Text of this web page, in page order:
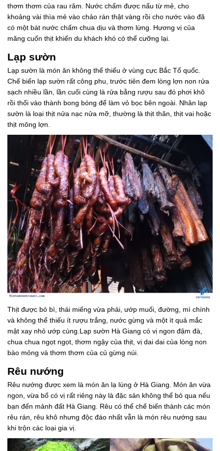
thơm thơm của rau răm. Nước chấm được nấu từ mẻ, cho
khoảng vài thìa mẻ vào chảo rán thật vàng rồi cho nước vào đã
có một bát nước chấm chua dịu và thơm lừng. Hương vị của
măng cuốn thịt khiến du khách khó có thể cưỡng lại.
Lạp sườn
Lạp sườn là món ăn không thể thiếu ở vùng cực Bắc Tổ quốc.
Chế biến lạp sườn rất công phu, trước tiên đem lòng lợn non rửa
sạch nhiều lần, lần cuối cùng là rửa bằng rượu sau đó phơi khô
rồi thổi vào thành bong bóng để làm vỏ bọc bên ngoài. Nhân lạp
sườn là loại thịt nửa nạc nửa mỡ, thường là thịt thăn, thịt vai hoặc
thịt mông lợn.
Thịt được bỏ bì, thái miếng vừa phải, ướp muối, đường, mì chính
và không thể thiếu ít rượu trắng, nước gừng và một ít quả mắc
mật xay nhỏ ướp cùng.Lạp sườn Hà Giang có vị ngon đậm đà,
chua chua ngọt ngọt, thơm ngậy của thịt, vị dai dai của lòng non
bào mỏng và thơm thơm của củ gừng núi.
Rêu nướng
Rêu nướng được xem là món ăn lạ lùng ở Hà Giang. Món ăn vừa
ngon, vừa bổ có vị rất riêng này là đặc sản không thể bỏ qua nếu
bạn đến mảnh đất Hà Giang. Rêu có thể chế biến thành các món
rêu rán, rêu khô nhưng độc đáo nhất vẫn là món rêu nướng sau
khi trộn các loại gia vị.